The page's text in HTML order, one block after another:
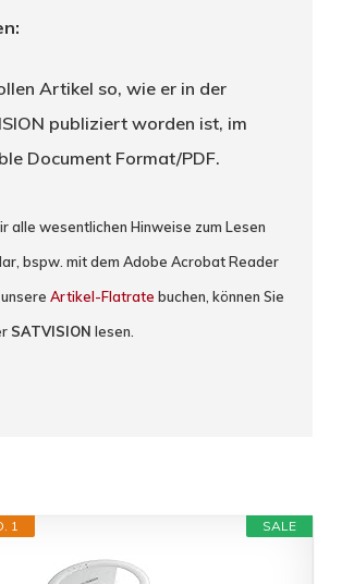
Artikel so, wie er in der
publiziert worden ist, im
Document Format/PDF.
alle wesentlichen Hinweise zum Lesen
bspw. mit dem Adobe Acrobat Reader
unsereArtikel-Flatrate buchen, können Sie
SATVISION lesen.
SALE
1